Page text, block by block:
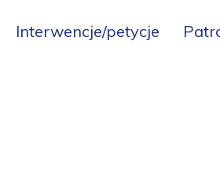
Interwencje/petycje